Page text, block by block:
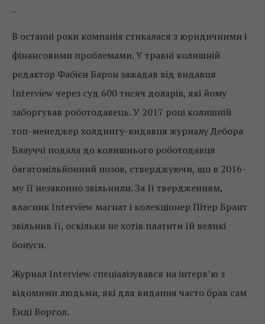
В останні роки компанія стикалася з юридичними і
фінансовими проблемами. У травні колишній
редактор Фабієн Барон зажадав від видавця
Interview через суд 600 тисяч доларів, які йому
заборгував роботодавець. У 2017 році колишній
топ-менеджер холдингу-видавця журналу Дебора
Блауччі подала до колишнього роботодавця
багатомільйонний позов, стверджуючи, що в 2016-
му її незаконно звільнили. За її твердженням,
власник Interview магнат і колекціонер Пітер Брант
звільнив її, оскільки не хотів платити їй великі
бонуси.
Журнал Interview спеціалізувався на інтерв’ю з
відомими людьми, які для видання часто брав сам
Енді Воргол.